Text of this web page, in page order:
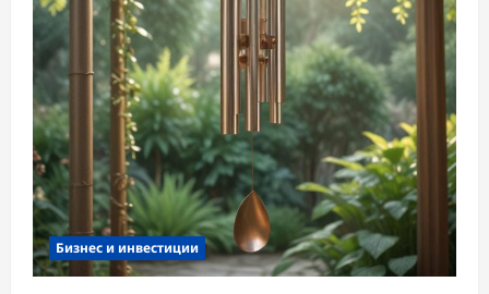
Бизнес и инвестиции